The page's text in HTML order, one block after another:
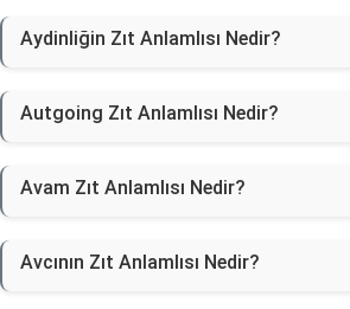
Aydinliğin Zıt Anlamlısı Nedir?
Autgoing Zıt Anlamlısı Nedir?
Avam Zıt Anlamlısı Nedir?
Avcının Zıt Anlamlısı Nedir?